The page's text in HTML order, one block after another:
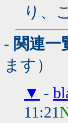
り、
- 関連一
ます）
▼ -
11:21